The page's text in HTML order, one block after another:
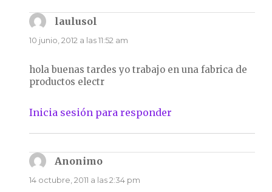
laulusol
10 junio, 2012 a las 11:52 am
hola buenas tardes yo trabajo en una fabrica de
productos electr
Inicia sesión para responder
Anonimodice:
14 octubre, 2011 a las 2:34 pm